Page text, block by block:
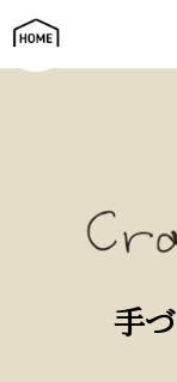
手づくりフレンチ
手